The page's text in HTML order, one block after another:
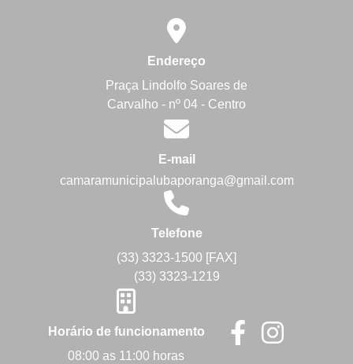
Endereço
Praça Lindolfo Soares de
Carvalho - nº 04 - Centro
E-mail
camaramunicipalubaporanga@gmail.com
Telefone
(33) 3323-1500 [FAX]
(33) 3323-1219
Horário de funcionamento
08:00 as 11:00 horas